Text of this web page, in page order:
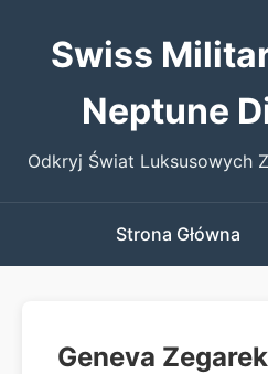
Swiss
Neptune
Odkryj Świat Luksusowych
Strona Główna
Geneva